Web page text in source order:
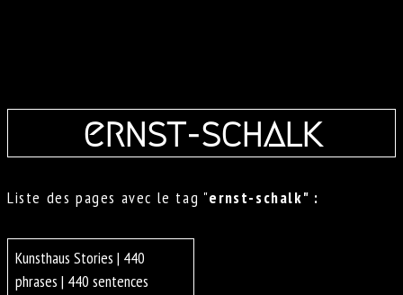
ernst-schalk
Liste des pages avec le tag "ernst-schalk" :
Kunsthaus Stories | 440
phrases | 440 sentences